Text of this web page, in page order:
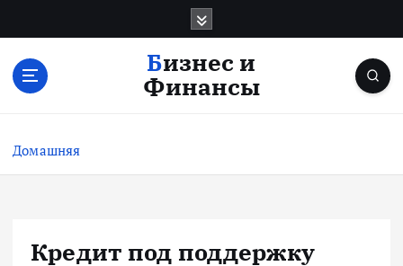
с
Бизнес и
Финансы
Домашняя
Кредит под поддержку